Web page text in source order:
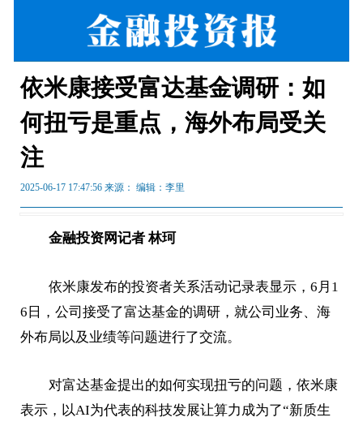
依米康接受富达基金调研：如
何扭亏是重点，海外布局受关
注
2025-06-17 17:47:56 来源： 编辑：李里
金融投资网记者 林珂
依米康发布的投资者关系活动记录表显示，6月1
6日，公司接受了富达基金的调研，就公司业务、海
外布局以及业绩等问题进行了交流。
对富达基金提出的如何实现扭亏的问题，依米康
表示，以AI为代表的科技发展让算力成为了“新质生